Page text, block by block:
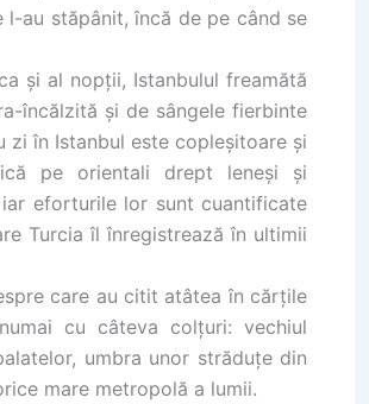
au stăpânit, încă de pe când se
şi al nopţii, Istanbulul freamătă
încălzită şi de sângele fierbinte
în Istanbul este copleşitoare şi
pe orientali drept leneşi şi
eforturile lor sunt cuantificate
Turcia îl înregistrează în ultimii
care au citit atâtea în cărţile
cu câteva colţuri: vechiul
umbra unor străduţe din
mare metropolă a lumii.